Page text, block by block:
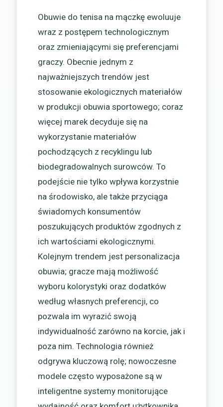
Obuwie do tenisa na mączkę ewoluuje
wraz z postępem technologicznym
oraz zmieniającymi się preferencjami
graczy. Obecnie jednym z
najważniejszych trendów jest
stosowanie ekologicznych materiałów
w produkcji obuwia sportowego; coraz
więcej marek decyduje się na
wykorzystanie materiałów
pochodzących z recyklingu lub
biodegradowalnych surowców. To
podejście nie tylko wpływa korzystnie
na środowisko, ale także przyciąga
świadomych konsumentów
poszukujących produktów zgodnych z
ich wartościami ekologicznymi.
Kolejnym trendem jest personalizacja
obuwia; gracze mają możliwość
wyboru kolorystyki oraz dodatków
według własnych preferencji, co
pozwala im wyrazić swoją
indywidualność zarówno na korcie, jak i
poza nim. Technologia również
odgrywa kluczową rolę; nowoczesne
modele często wyposażone są w
inteligentne systemy monitorujące